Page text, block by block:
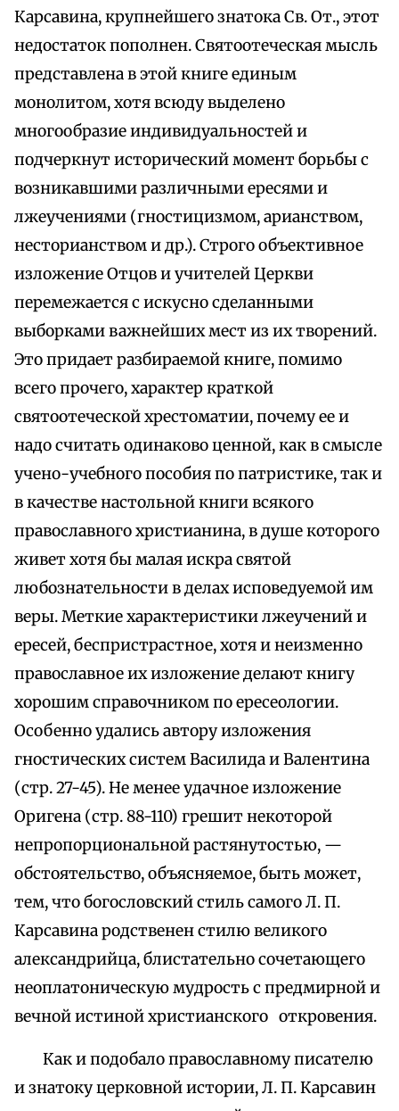
Карсавина, крупнейшего знатока Св. От., этот
недостаток пополнен. Святоотеческая мысль
представлена в этой книге единым
монолитом, хотя всюду выделено
многообразие индивидуальностей и
подчеркнут исторический момент борьбы с
возникавшими различными ересями и
лжеучениями (гностицизмом, арианством,
несторианством и др.). Строго объективное
изложение Отцов и учителей Церкви
перемежается с искусно сделанными
выборками важнейших мест из их творений.
Это придает разбираемой книге, помимо
всего прочего, характер краткой
святоотеческой хрестоматии, почему ее и
надо считать одинаково ценной, как в смысле
учено-учебного пособия по патристике, так и
в качестве настольной книги всякого
православного христианина, в душе которого
живет хотя бы малая искра святой
любознательности в делах исповедуемой им
веры. Меткие характеристики лжеучений и
ересей, беспристрастное, хотя и неизменно
православное их изложение делают книгу
хорошим справочником по ересеологии.
Особенно удались автору изложения
гностических систем Василида и Валентина
(стр. 27-45). Не менее удачное изложение
Оригена (стр. 88-110) грешит некоторой
непропорциональной растянутостью, —
обстоятельство, объясняемое, быть может,
тем, что богословский стиль самого Л. П.
Карсавина родственен стилю великого
александрийца, блистательно сочетающего
неоплатоническую мудрость с предмирной и
вечной истиной христианского откровения.
Как и подобало православному писателю
и знатоку церковной истории, Л. П. Карсавин